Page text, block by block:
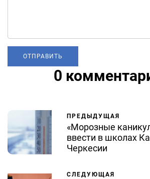
0
ПРЕДЫДУЩАЯ
«Морозные
ввести в школах
Черкесии
СЛЕДУЮЩАЯ